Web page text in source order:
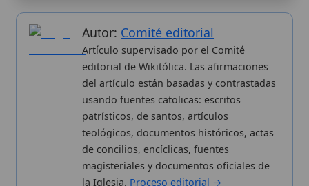
Wikitólica © 2026. Enciclopedia del patrimonio doctrinal,
histórico y litúrgico de la Iglesia Católica. Parte de la red formativa
deCurso Católico ,Buscador CatólicoyCustodio Animae. Con
analíticas anónimas. LicenciaCC BY-SA(texto). Editado en
Valencia, España.ISSN: 3101-7339. Bajo el patrocinio de San
Carlo Acutis.
Sobre nosotros
Proceso editorial
Publicación seriada
Datos abiertos
Estadísticas
Política de privacidad
Categorias
Más visitados
Nuevas entradas
Cambios recientes
Aplicaciones
Kit de Prensa
Widgets para tu web